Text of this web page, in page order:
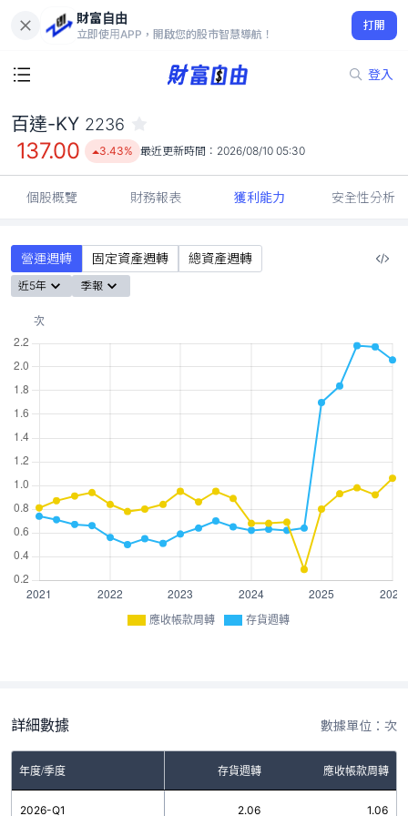
財富自由
立即使用APP，開啟您的股市智慧導航！
打開
登入
137.00
3.43%
百達-KY 2236
137.00 3.43% 最近更新時間： 2026/08/10 05:30
個股概覽 財務報表 獲利能力 安全性分析
營運週轉 固定資產週轉 總資產週轉
近5年 季報
應收帳款周轉 存貨週轉
詳細數據 數據單位：次
年度/季度 存貨週轉 應收帳款周轉
2026-Q1 2.06 1.06